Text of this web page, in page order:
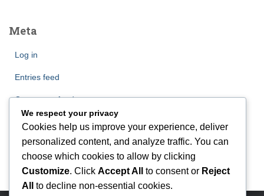
Meta
Log in
Entries feed
Comments feed
WordPress.org
We respect your privacy
Cookies help us improve your experience, deliver
personalized content, and analyze traffic. You can
choose which cookies to allow by clicking
Customize. Click Accept All to consent or Reject
All
to decline non-essential cookies.